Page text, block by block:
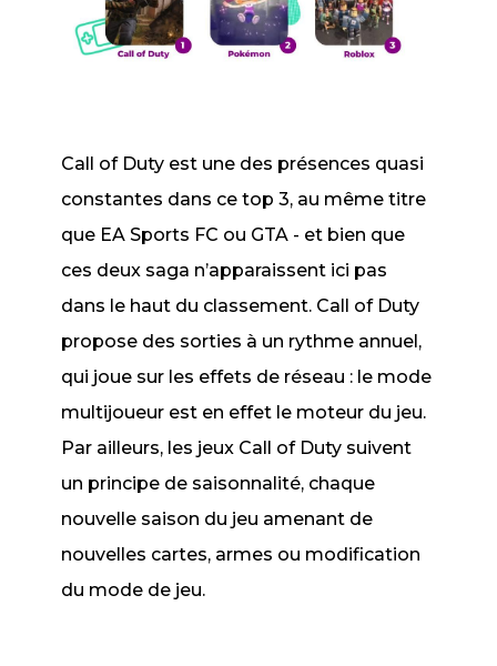
Call of Duty est une des présences quasi
constantes dans ce top 3, au même titre
que EA Sports FC ou GTA - et bien que
ces deux saga n’apparaissent ici pas
dans le haut du classement. Call of Duty
propose des sorties à un rythme annuel,
qui joue sur les effets de réseau : le mode
multijoueur est en effet le moteur du jeu.
Par ailleurs, les jeux Call of Duty suivent
un principe de saisonnalité, chaque
nouvelle saison du jeu amenant de
nouvelles cartes, armes ou modification
du mode de jeu.